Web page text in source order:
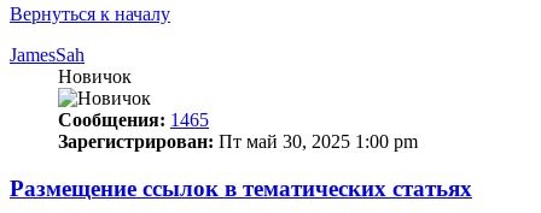
Вернуться к началу
JamesSah
Новичок
Сообщения: 1465
Зарегистрирован: Пт май 30, 2025 1:00 pm
Размещение ссылок в тематических статьях